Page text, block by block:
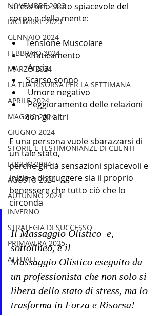
NOVEMBRE 2023
DICEMBRE 2023
GENNAIO 2024
FEBBRAIO 2024
MARZO 2024
LA TUA RISORSA PER LA SETTIMANA
APRILE 2024
MAGGIO 2024
GIUGNO 2024
STORIE E TESTIMONIANZE DI CLIENTI
LUGLIO 2024
AGOSTO 2024
AUTUNNO 2024
INVERNO
STRATEGIA DI SUCCESSO
PRIMAVERA 2025
ATTUALE
stress uno stato spiacevole del
corpo e della mente:
Tensione Muscolare
Affaticamento
Ansia
Scarso sonno
Umore negativo
Peggioramento delle relazioni
con gli altri
E una persona vuole sbarazzarsi di
un tale stato,
perché gli dà sensazioni spiacevoli e
inizia a distruggere sia il proprio
benessere che tutto ciò che lo
circonda
Il Massaggio Olistico  e,
sottolineo, è il
Massaggio Olistico eseguito da
un professionista che non solo si
libera dello stato di stress, ma lo
trasforma in Forza e Risorsa!